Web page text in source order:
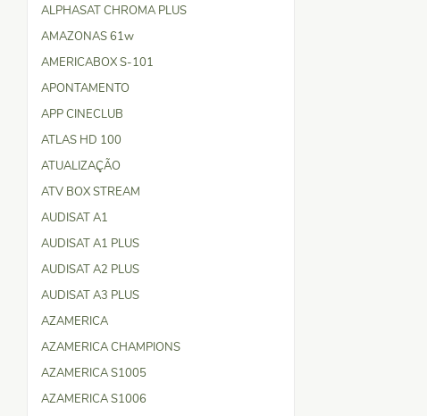
ALPHASAT CHROMA PLUS
AMAZONAS 61w
AMERICABOX S-101
APONTAMENTO
APP CINECLUB
ATLAS HD 100
ATUALIZAÇÃO
ATV BOX STREAM
AUDISAT A1
AUDISAT A1 PLUS
AUDISAT A2 PLUS
AUDISAT A3 PLUS
AZAMERICA
AZAMERICA CHAMPIONS
AZAMERICA S1005
AZAMERICA S1006